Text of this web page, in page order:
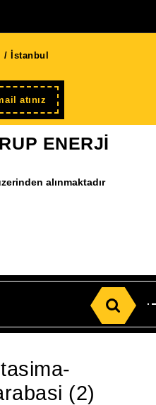
İstanbul
atınız Şimdi
kayıt
ENERJİ
alınmaktadır
for:
(2)